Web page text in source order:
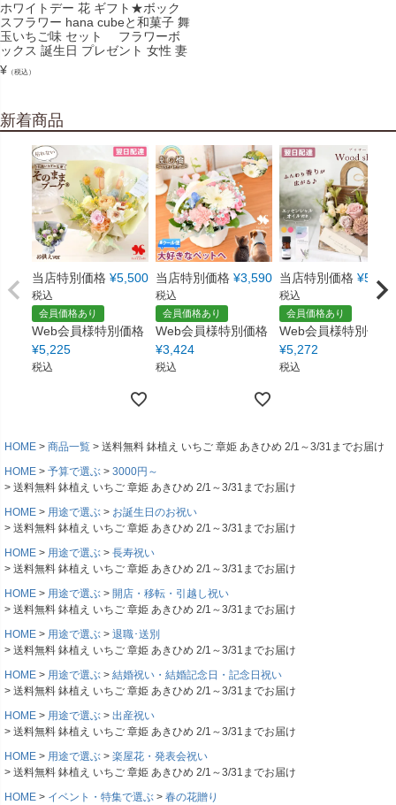
ホワイトデー 花 ギフト★ボック
スフラワー hana cubeと和菓子 舞
玉いちご味 セット フラワーボ
ックス 誕生日 プレゼント 女性 妻
¥ （税込）
新着商品
当店特別価格 ¥5,500
税込
会員価格あり
Web会員様特別価格
¥5,225
税込
当店特別価格 ¥3,590
税込
会員価格あり
Web会員様特別価格
¥3,424
税込
当店特別価格 ¥5,550
税込
会員価格あり
Web会員様特別価格
¥5,272
税込
HOME 商品一覧
送料無料 鉢植え いちご 章姫 あきひめ 2/1～3/31までお届け
HOME
予算で選ぶ
3000円～
送料無料 鉢植え いちご 章姫 あきひめ 2/1～3/31までお届け
HOME
用途で選ぶ
お誕生日のお祝い
送料無料 鉢植え いちご 章姫 あきひめ 2/1～3/31までお届け
HOME
用途で選ぶ
長寿祝い
送料無料 鉢植え いちご 章姫 あきひめ 2/1～3/31までお届け
HOME
用途で選ぶ
開店・移転・引越し祝い
送料無料 鉢植え いちご 章姫 あきひめ 2/1～3/31までお届け
HOME
用途で選ぶ
退職･送別
送料無料 鉢植え いちご 章姫 あきひめ 2/1～3/31までお届け
HOME
用途で選ぶ
結婚祝い・結婚記念日・記念日祝い
送料無料 鉢植え いちご 章姫 あきひめ 2/1～3/31までお届け
HOME
用途で選ぶ
出産祝い
送料無料 鉢植え いちご 章姫 あきひめ 2/1～3/31までお届け
HOME
用途で選ぶ
楽屋花・発表会祝い
送料無料 鉢植え いちご 章姫 あきひめ 2/1～3/31までお届け
HOME
イベント・特集で選ぶ
春の花贈り